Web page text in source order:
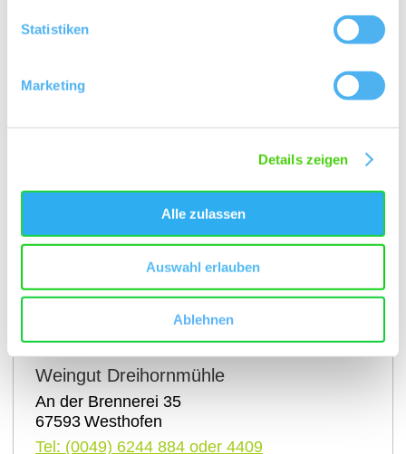
Statistiken
Marketing
Details zeigen
Alle zulassen
Auswahl erlauben
Ablehnen
auf Karte anzeigen
Kontaktinformationen:
Weingut Dreihornmühle
An der Brennerei 35
67593 Westhofen
Tel: (0049) 6244 884 oder 4409